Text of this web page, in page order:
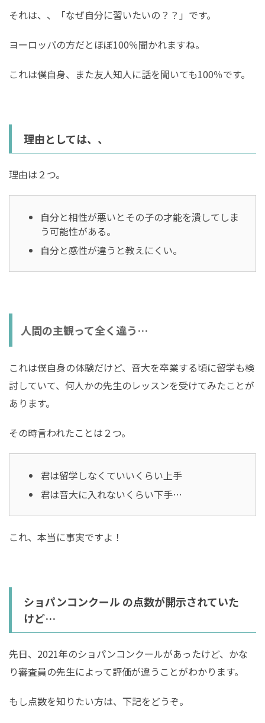
それは、、「なぜ自分に習いたいの？？」です。
ヨーロッパの方だとほぼ100％聞かれますね。
これは僕自身、また友人知人に話を聞いても100％です。
理由としては、、
理由は２つ。
自分と相性が悪いとその子の才能を潰してしま
う可能性がある。
自分と感性が違うと教えにくい。
人間の主観って全く違う…
これは僕自身の体験だけど、音大を卒業する頃に留学も検
討していて、何人かの先生のレッスンを受けてみたことが
あります。
その時言われたことは２つ。
君は留学しなくていいくらい上手
君は音大に入れないくらい下手…
これ、本当に事実ですよ！
ショパンコンクール の点数が開示されていた
けど…
先日、2021年のショパンコンクールがあったけど、かな
り審査員の先生によって評価が違うことがわかります。
もし点数を知りたい方は、下記をどうぞ。